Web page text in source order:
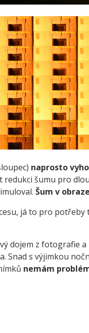
naprosto
redukci šumu pro
Šum v
já to pro potřeby
dojem z fotografie
Snad s výjimkou
nemám